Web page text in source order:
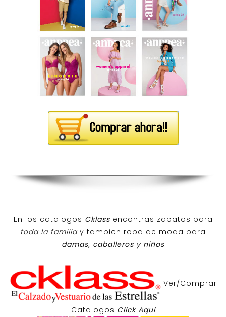
En los catalogos Cklass encontras zapatos para
toda la familiay tambien ropa de moda para
damas, caballeros y niños
Ver/Comprar
Catalogos Click Aqui